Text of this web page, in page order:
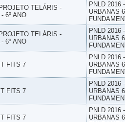
TELÁRIS -
6º ANO
PNLD 2016
URBANAS
TELÁRIS -
6º ANO
PNLD 2016
URBANAS
FITS 7
PNLD 2016
URBANAS
FITS 7
PNLD 2016
URBANAS
FITS 7
PNLD 2016
URBANAS